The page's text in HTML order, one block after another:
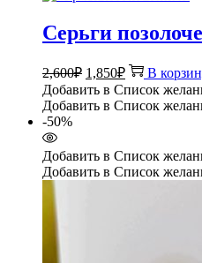
Серьги
2,600₽ Первоначальная
цена
составляла
1,850₽Текущая
цена:
1,850₽.
В
Добавить в Список
Добавить в Список
-50%
Добавить в Список
Добавить в Список